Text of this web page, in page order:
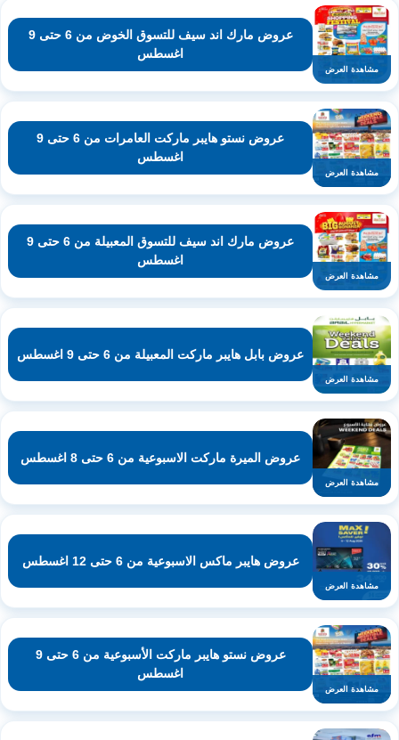
مشاهدة العرض
عروض مارك اند سيف للتسوق الخوض من 6 حتى 9
اغسطس
مشاهدة العرض
عروض نستو هايبر ماركت العامرات من 6 حتى 9
اغسطس
مشاهدة العرض
عروض مارك اند سيف للتسوق المعبيلة من 6 حتى 9
اغسطس
مشاهدة العرض
عروض بابل هايبر ماركت المعبيلة من 6 حتى 9 اغسطس
مشاهدة العرض
عروض الميرة ماركت الاسبوعية من 6 حتى 8 اغسطس
مشاهدة العرض
عروض هايبر ماكس الاسبوعية من 6 حتى 12 اغسطس
مشاهدة العرض
عروض نستو هايبر ماركت الأسبوعية من 6 حتى 9
اغسطس